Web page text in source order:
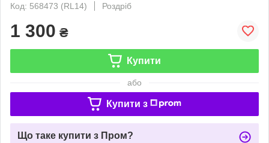
Код: 568473 (RL14)
Роздріб
1 300 ₴
Купити
або
Купити з
Що таке купити з Пром?